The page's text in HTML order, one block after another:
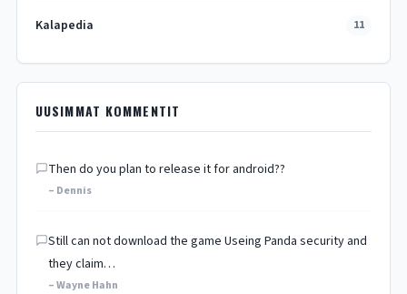
Kalapedia 11
UUSIMMAT KOMMENTIT
Then do you plan to release it for android??
– Dennis
Still can not download the game Useing Panda security and
they claim…
– Wayne Hahn